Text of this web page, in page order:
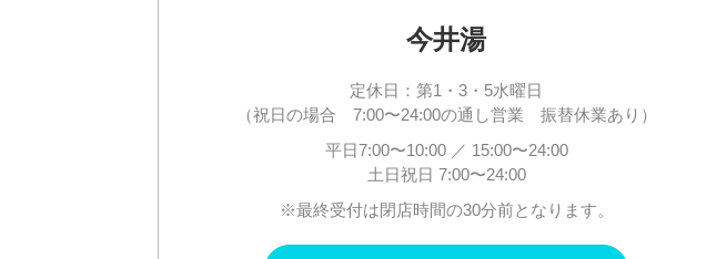
今井湯
定休日：第1・3・5水曜日
（祝日の場合 7:00〜24:00の通し営業 振替休業あり）
平日7:00〜10:00 ／ 15:00〜24:00
土日祝日 7:00〜24:00
※最終受付は閉店時間の30分前となります。